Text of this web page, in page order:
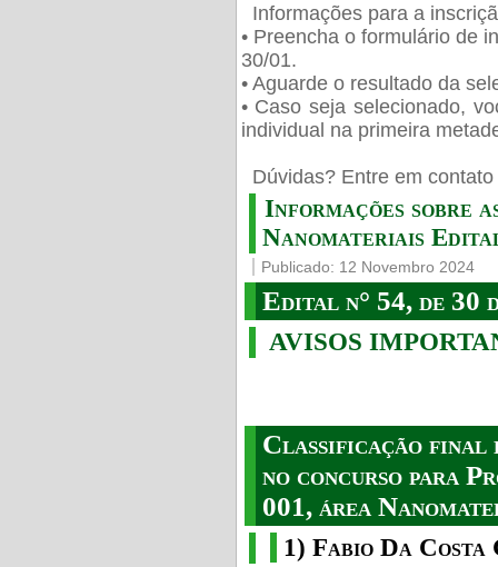
Informações para a
• Preencha o formulário de
30/01.
• Aguarde o resultado da
• Caso seja selecionado,
individual na primeira
Dúvidas? Entre em
Informações sobre
Nanomateriais
Publicado: 12 Novembro 2024
Edital n° 54, de 30
AVISOS
Classificação final
no concurso para
001, área
1) Fabio Da